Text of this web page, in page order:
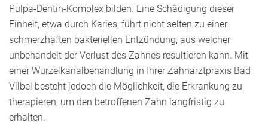
Pulpa-Dentin-Komplex bilden. Eine Schädigung dieser
Einheit, etwa durch Karies, führt nicht selten zu einer
schmerzhaften bakteriellen Entzündung, aus welcher
unbehandelt der Verlust des Zahnes resultieren kann. Mit
einer Wurzelkanalbehandlung in Ihrer Zahnarztpraxis Bad
Vilbel besteht jedoch die Möglichkeit, die Erkrankung zu
therapieren, um den betroffenen Zahn langfristig zu
erhalten.